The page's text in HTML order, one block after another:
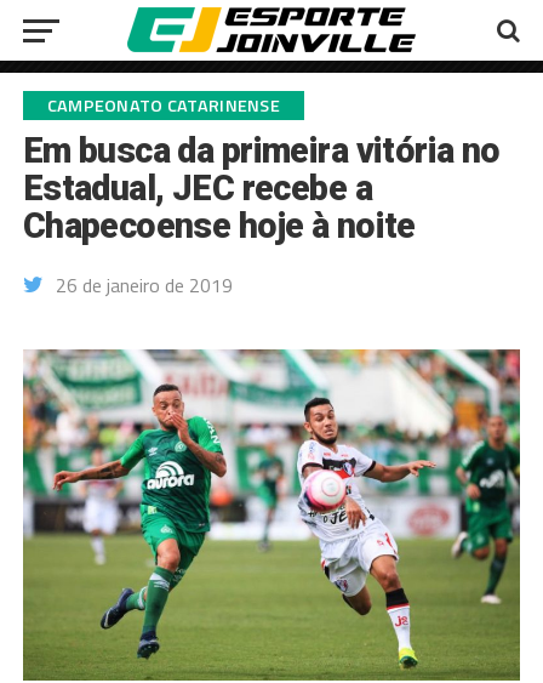
CAMPEONATO CATARINENSE
Em busca da primeira vitória no
Estadual, JEC recebe a
Chapecoense hoje à noite
26 de janeiro de 2019